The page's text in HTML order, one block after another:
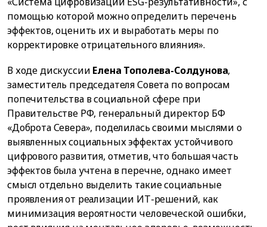
помощью которой можно определить перечень
эффектов, оценить их и выработать меры по
корректировке отрицательного влияния».
В ходе дискуссии Елена Тополева-Солдунова,
заместитель председателя Совета по вопросам
попечительства в социальной сфере при
Правительстве РФ, генеральный директор БФ
«Доброта Севера», поделилась своими мыслями о
выявленных социальных эффектах устойчивого
цифрового развития, отметив, что большая часть
эффектов была учтена в перечне, однако имеет
смысл отдельно выделить такие социальные
проявления от реализации ИТ-решений, как
минимизация вероятности человеческой ошибки,